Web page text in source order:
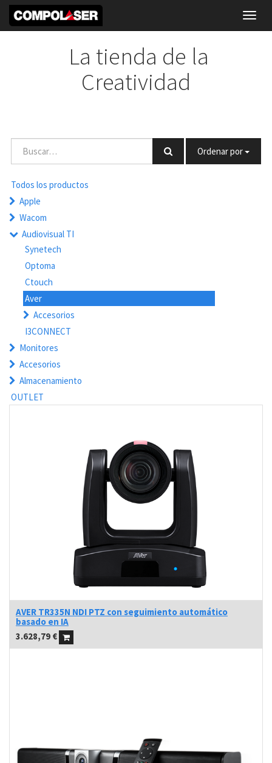
La tienda de la
Creatividad
Ordenar por
Todos los productos
Apple
Wacom
Audiovisual TI
Synetech
Optoma
Ctouch
Aver
Accesorios
I3CONNECT
Monitores
Accesorios
Almacenamiento
OUTLET
AVER TR335N NDI PTZ con seguimiento automático
basado en IA
3.628,79 €